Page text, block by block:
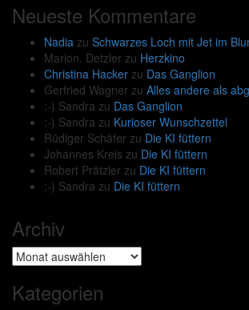
Neueste Kommentare
Nadia zu Schwarzes Loch mit Jet im
Marion. Detzler zu Herzkino
Christina Hacker zu Das Ganglion
Gerfried Wagner zu Alles andere als
:-) Sandra zu Das Ganglion
:-) Sandra zu Kurioser Wunschzettel
Rüdiger Schäfer zu Die KI füttern
Johannes Kreis zu Die KI füttern
Robert Prätzler zu Die KI füttern
:-) Sandra zu Die KI füttern
Archiv
Archiv
Kategorien